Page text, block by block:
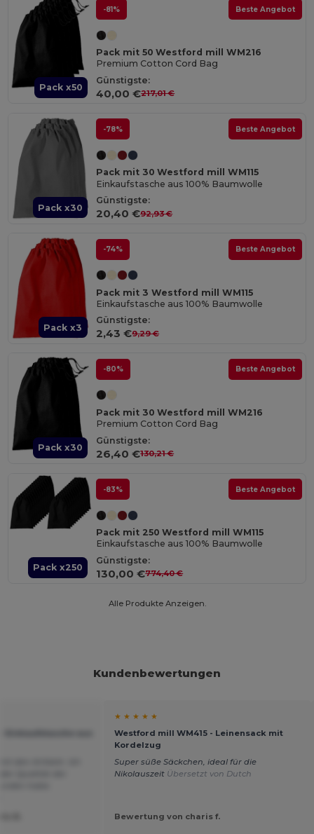
Pack x50
-81% Beste Angebot
Pack mit 50 Westford mill WM216
Premium Cotton Cord Bag
Günstigste:
40,00 €217,01 €
Pack x30
-78% Beste Angebot
Pack mit 30 Westford mill WM115
Einkaufstasche aus 100% Baumwolle
Günstigste:
20,40 €92,93 €
Pack x3
-74% Beste Angebot
Pack mit 3 Westford mill WM115
Einkaufstasche aus 100% Baumwolle
Günstigste:
2,43 €9,29 €
Pack x30
-80% Beste Angebot
Pack mit 30 Westford mill WM216
Premium Cotton Cord Bag
Günstigste:
26,40 €130,21 €
Pack x250
-83% Beste Angebot
Pack mit 250 Westford mill WM115
Einkaufstasche aus 100% Baumwolle
Günstigste:
130,00 €774,40 €
Alle Produkte Anzeigen.
Kundenbewertungen
★ ★ ★ ★ ★
Westford mill WM415 - Leinensack mit
Kordelzug
Super süße Säckchen, ideal für die
Nikolauszeit Übersetzt von Dutch
Bewertung von charis f.